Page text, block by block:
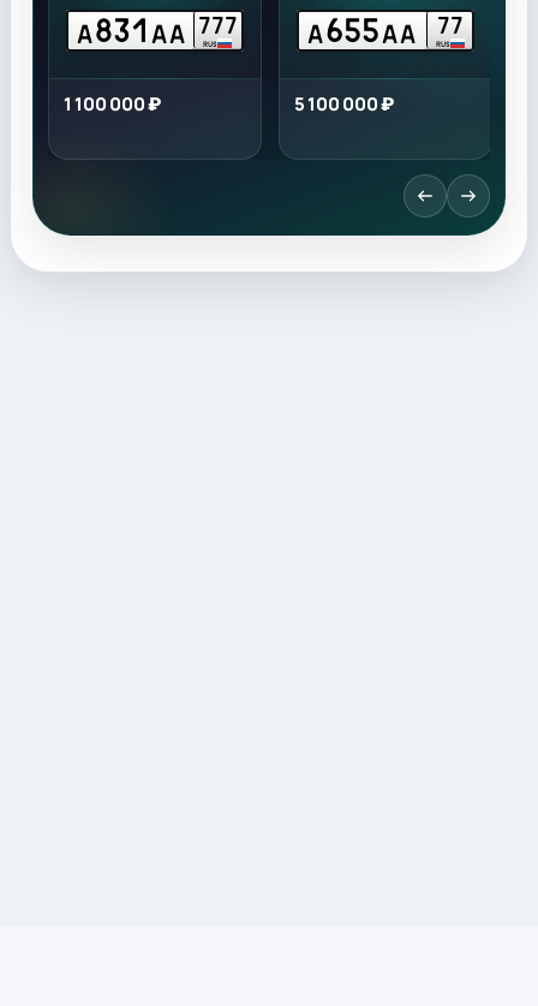
А831 АА 777
RUS
1 100 000 ₽
А655АА 77
RUS
5 100 000 ₽